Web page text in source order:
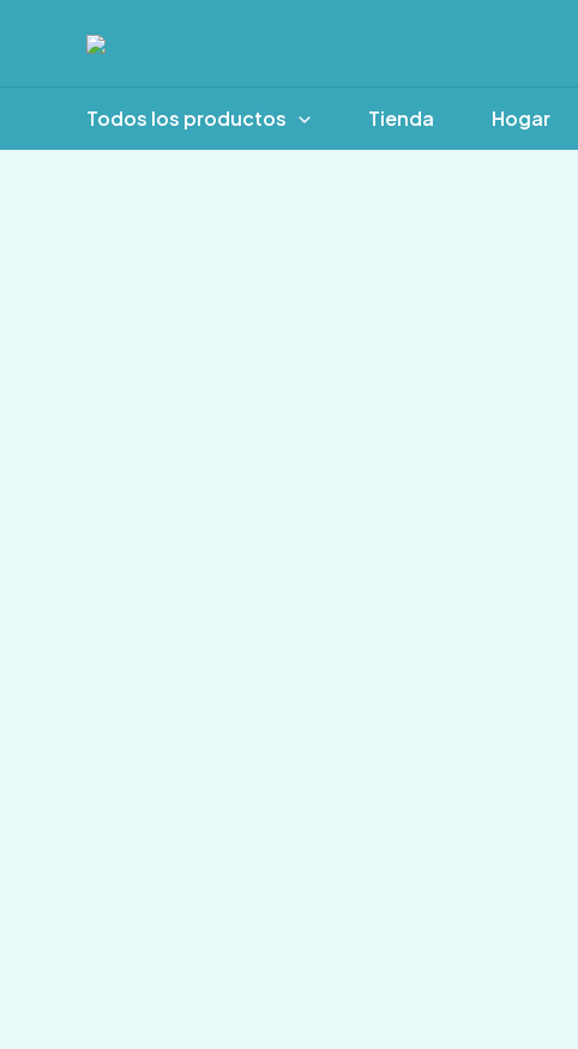
Todos los productos Tienda Hogar